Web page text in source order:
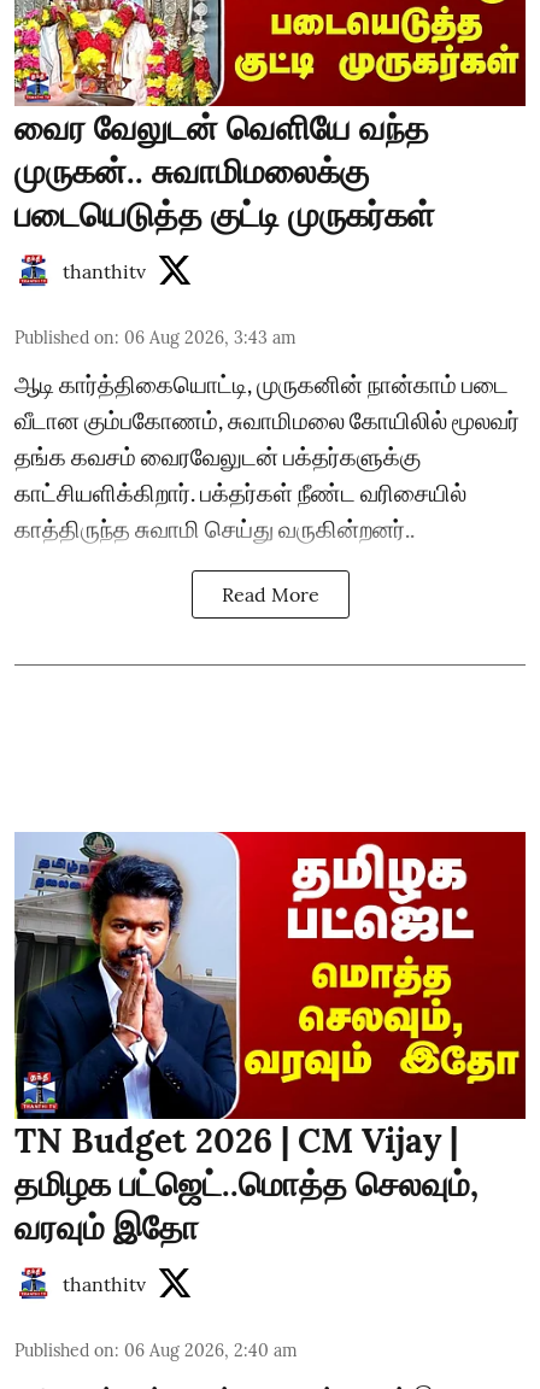
வைர வேலுடன் வெளியே வந்த
முருகன்.. சுவாமிமலைக்கு
படையெடுத்த குட்டி முருகர்கள்
thanthitv
Published on: 06 Aug 2026, 3:43 am
ஆடி கார்த்திகையொட்டி, முருகனின் நான்காம் படை
வீடான கும்பகோணம், சுவாமிமலை கோயிலில் மூலவர்
தங்க கவசம் வைரவேலுடன் பக்தர்களுக்கு
காட்சியளிக்கிறார். பக்தர்கள் நீண்ட வரிசையில்
காத்திருந்த சுவாமி செய்து வருகின்றனர்..
Read More
TN Budget 2026 | CM Vijay |
தமிழக பட்ஜெட்..மொத்த செலவும்,
வரவும் இதோ
thanthitv
Published on: 06 Aug 2026, 2:40 am